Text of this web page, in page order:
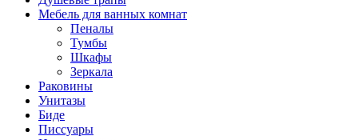
Мебель для ванных комнат
Пеналы
Тумбы
Шкафы
Зеркала
Раковины
Унитазы
Биде
Писсуары